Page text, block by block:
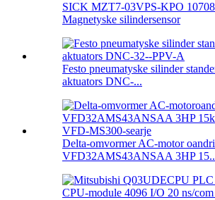
SICK MZT7-03VPS-KPO
Magnetyske silindersensor
Festo pneumatyske silinder
aktuators DNC-...
Delta-omvormer AC-motor
VFD32AMS43ANSAA 3HP